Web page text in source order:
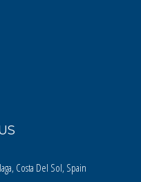
Costa Del Sol, Spain